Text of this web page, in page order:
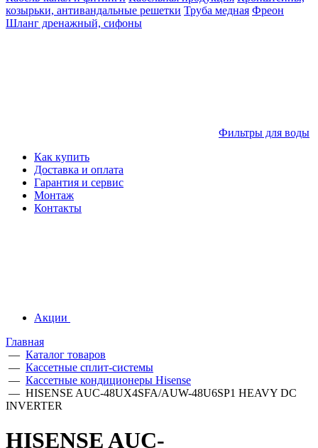
козырьки, антивандальные решетки Труба медная Фреон
Шланг дренажный, сифоны
Фильтры для воды
Как купить
Доставка и оплата
Гарантия и сервис
Монтаж
Контакты
Акции
Главная
— Каталог товаров
— Кассетные сплит-системы
— Кассетные кондиционеры Hisense
— HISENSE AUC-48UX4SFA/AUW-48U6SP1 HEAVY DC
INVERTER
HISENSE AUC-